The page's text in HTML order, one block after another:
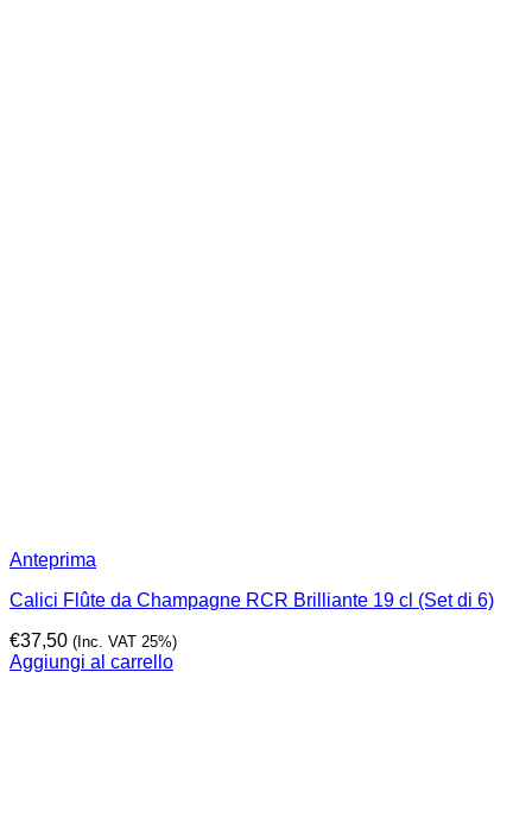
Anteprima
Calici Flûte da Champagne RCR Brilliante 19 cl (Set di 6)
€37,50 (Inc. VAT 25%)
Aggiungi al carrello